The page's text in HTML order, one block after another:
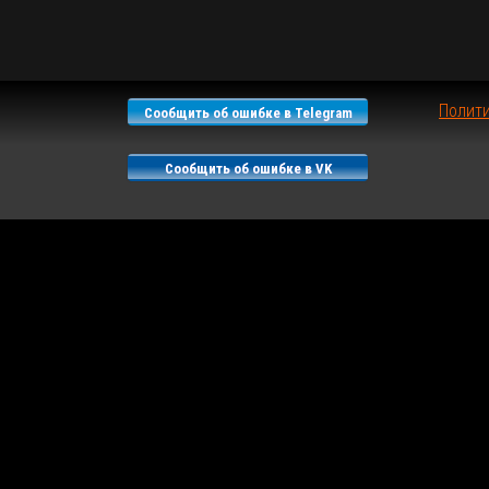
Сообщить об ошибке в Telegram
Сообщить об ошибке в VK